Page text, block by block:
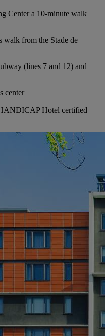
Center a 10-minute walk
walk from the Stade de
(lines 7 and 12) and
center
Hotel certified